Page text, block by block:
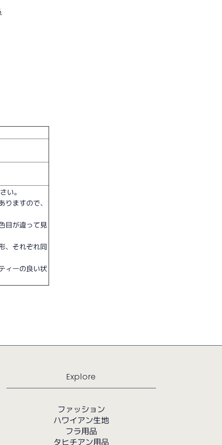
い。
ますので、
目が違って見
、それぞれ同
ィーの良い状
Explore
ファッション
ハワイアン生地
フラ用品
タヒチアン用品